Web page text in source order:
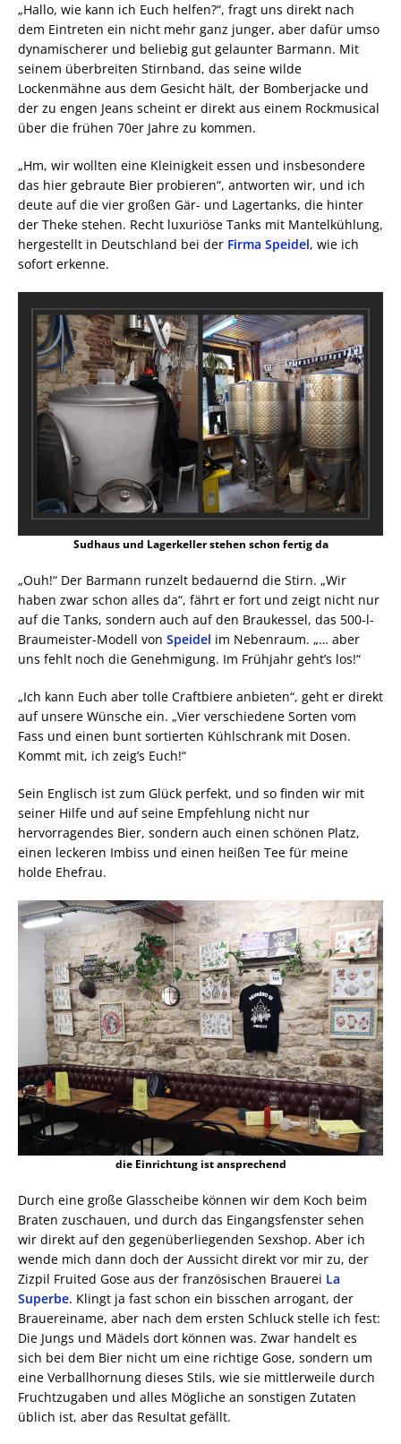
„Hallo, wie kann ich Euch helfen?“, fragt uns direkt nach
dem Eintreten ein nicht mehr ganz junger, aber dafür umso
dynamischerer und beliebig gut gelaunter Barmann. Mit
seinem überbreiten Stirnband, das seine wilde
Lockenmähne aus dem Gesicht hält, der Bomberjacke und
der zu engen Jeans scheint er direkt aus einem Rockmusical
über die frühen 70er Jahre zu kommen.
„Hm, wir wollten eine Kleinigkeit essen und insbesondere
das hier gebraute Bier probieren“, antworten wir, und ich
deute auf die vier großen Gär- und Lagertanks, die hinter
der Theke stehen. Recht luxuriöse Tanks mit Mantelkühlung,
hergestellt in Deutschland bei der Firma Speidel, wie ich
sofort erkenne.
Sudhaus und Lagerkeller stehen schon fertig da
„Ouh!“ Der Barmann runzelt bedauernd die Stirn. „Wir
haben zwar schon alles da“, fährt er fort und zeigt nicht nur
auf die Tanks, sondern auch auf den Braukessel, das 500-l-
Braumeister-Modell von Speidel im Nebenraum. „… aber
uns fehlt noch die Genehmigung. Im Frühjahr geht’s los!“
„Ich kann Euch aber tolle Craftbiere anbieten“, geht er direkt
auf unsere Wünsche ein. „Vier verschiedene Sorten vom
Fass und einen bunt sortierten Kühlschrank mit Dosen.
Kommt mit, ich zeig’s Euch!“
Sein Englisch ist zum Glück perfekt, und so finden wir mit
seiner Hilfe und auf seine Empfehlung nicht nur
hervorragendes Bier, sondern auch einen schönen Platz,
einen leckeren Imbiss und einen heißen Tee für meine
holde Ehefrau.
die Einrichtung ist ansprechend
Durch eine große Glasscheibe können wir dem Koch beim
Braten zuschauen, und durch das Eingangsfenster sehen
wir direkt auf den gegenüberliegenden Sexshop. Aber ich
wende mich dann doch der Aussicht direkt vor mir zu, der
Zizpil Fruited Gose aus der französischen Brauerei La
Superbe. Klingt ja fast schon ein bisschen arrogant, der
Brauereiname, aber nach dem ersten Schluck stelle ich fest:
Die Jungs und Mädels dort können was. Zwar handelt es
sich bei dem Bier nicht um eine richtige Gose, sondern um
eine Verballhornung dieses Stils, wie sie mittlerweile durch
Fruchtzugaben und alles Mögliche an sonstigen Zutaten
üblich ist, aber das Resultat gefällt.